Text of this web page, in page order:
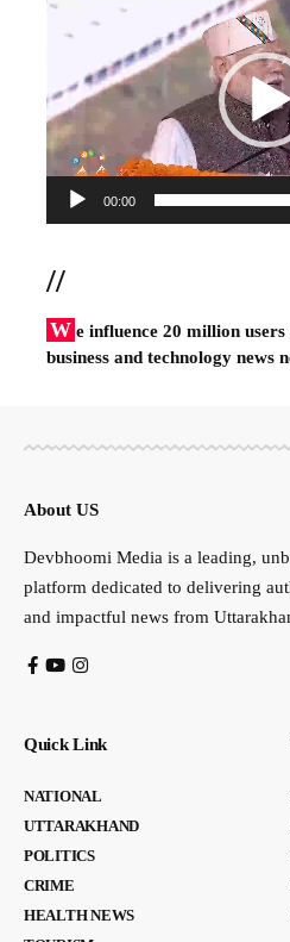
00:00
//
W e influence 20 million
business and technology news
About US
Devbhoomi Media is a leading,
platform dedicated to delivering
and impactful news from
Quick Link
NATIONAL
UTTARAKHAND
POLITICS
CRIME
HEALTH NEWS